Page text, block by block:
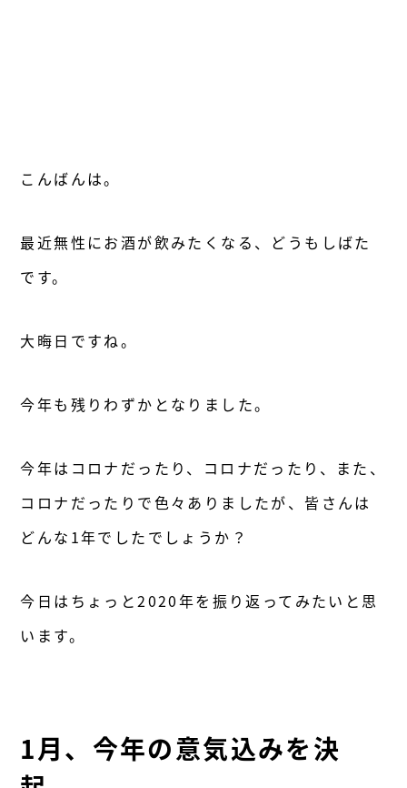
こんばんは。
最近無性にお酒が飲みたくなる、どうもしばた
です。
大晦日ですね。
今年も残りわずかとなりました。
今年はコロナだったり、コロナだったり、また、
コロナだったりで色々ありましたが、皆さんは
どんな1年でしたでしょうか？
今日はちょっと2020年を振り返ってみたいと思
います。
1月、今年の意気込みを決